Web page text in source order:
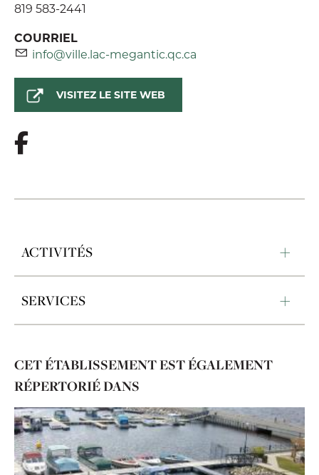
819 583-2441
COURRIEL
info@ville.lac-megantic.qc.ca
VISITEZ LE SITE WEB
ACTIVITÉS
SERVICES
CET ÉTABLISSEMENT EST ÉGALEMENT
RÉPERTORIÉ DANS